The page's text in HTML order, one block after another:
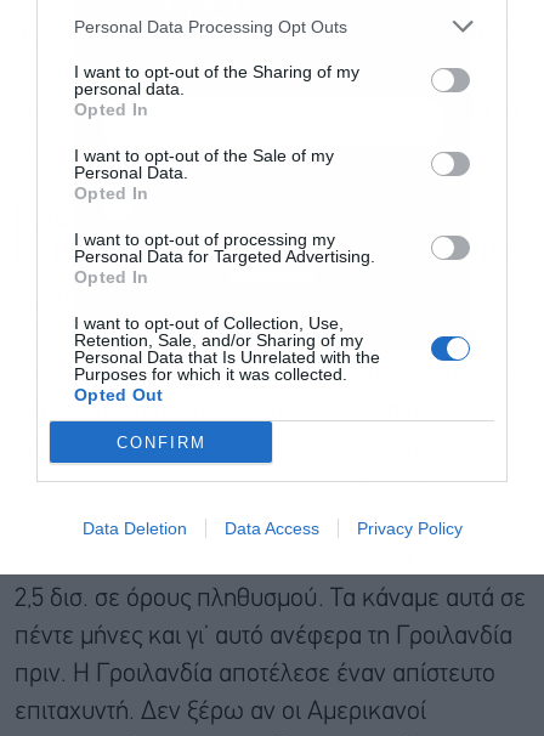
Personal Data Processing Opt Outs
I want to opt-out of the Sharing of my
personal data.
Opted In
I want to opt-out of the Sale of my
Personal Data.
Opted In
I want to opt-out of processing my
Personal Data for Targeted Advertising.
Opted In
I want to opt-out of Collection, Use,
Retention, Sale, and/or Sharing of my
Personal Data that Is Unrelated with the
Purposes for which it was collected.
Opted Out
CONFIRM
Data Deletion Data Access Privacy Policy
αυτών των θεμάτων» είπε ο καθηγητής. «Ελπίζω
ότι του χρόνου δεν θα έχουμε 42 μέτρα, αλλά
μόνο 10 μέτρα για να επεξεργαστούμε, και ότι τα
άλλα 32 θα έχουν εγκριθεί» ανέφερε.
εμπορικούς γίγαντες ανά τον κόσμο
παγκόσμιο εμπόριο, ο Εν. Λέτα δήλωσε: «Τους
τελευταίους πέντε μήνες η ΕΕ κατάφερε να κάνει
περισσότερα απ’ ότι τα προηγούμενα πέντε
χρόνις. Θέλω να αναφέρω πέντε σημαντικά
σημεία που υπογράφηκαν και τέθηκαν σε ισχύ:
Ινδία, Ινδονησία, Αυστραλία, Μεξικό και πάνω
2,5 δισ. σε όρους πληθυσμού. Τα κάναμε αυτά σε
πέντε μήνες και γι’ αυτό ανέφερα τη Γροιλανδία
πριν. Η Γροιλανδία αποτέλεσε έναν απίστευτο
επιταχυντή. Δεν ξέρω αν οι Αμερικανοί
newsletter
Αποδέχομαι τους